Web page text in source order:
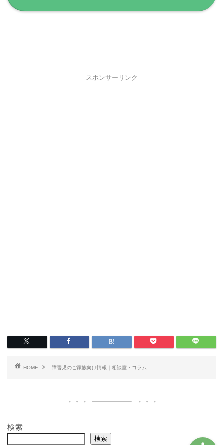
スポンサーリンク
HOME 障害児のご家族向け情報｜相談室・コラム
検索
検索
障害児のご家族向け
絵本をつくりたい方